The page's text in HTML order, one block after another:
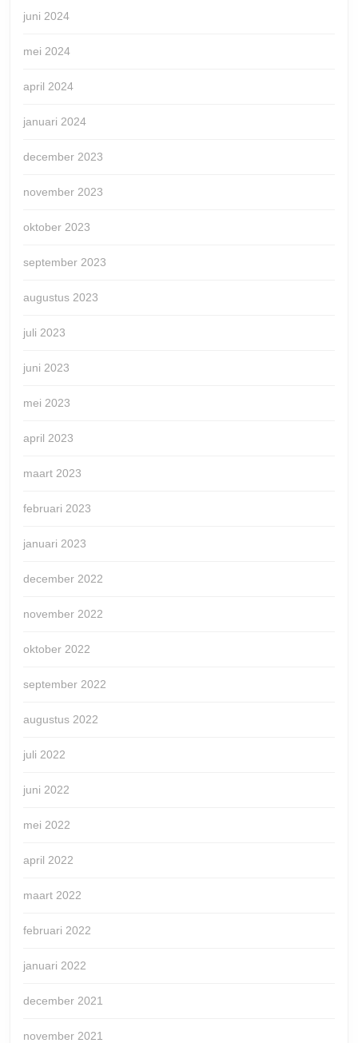
juni 2024
mei 2024
april 2024
januari 2024
december 2023
november 2023
oktober 2023
september 2023
augustus 2023
juli 2023
juni 2023
mei 2023
april 2023
maart 2023
februari 2023
januari 2023
december 2022
november 2022
oktober 2022
september 2022
augustus 2022
juli 2022
juni 2022
mei 2022
april 2022
maart 2022
februari 2022
januari 2022
december 2021
november 2021